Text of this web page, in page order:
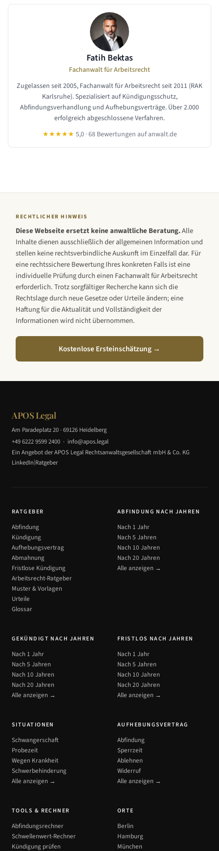
Fatih Bektas
Fachanwalt für Arbeitsrecht
Zugelassen seit 2005, Fachanwalt für Arbeitsrecht seit 2011 (RAK
Karlsruhe). Spezialisiert auf Kündigungsschutz,
Abfindungsverhandlung und Aufhebungsverträge. Über 2.000
erfolgreich abgeschlossene Verfahren.
★★★★★ 5,0 · 68 Bewertungen auf anwalt.de
RECHTLICHER HINWEIS
Diese Webseite ersetzt keine anwaltliche Beratung.Alle
Inhalte dienen ausschließlich der allgemeinen Information und
stellen keine rechtsverbindliche Auskunft im Einzelfall dar. Für
eine rechtssichere Bewertung Ihres konkreten Falls ist eine
individuelle Prüfung durch einen Fachanwalt für Arbeitsrecht
erforderlich. Trotz sorgfältiger Recherche kann sich die
Rechtslage durch neue Gesetze oder Urteile ändern; eine
Haftung für die Aktualität und Vollständigkeit der
Informationen wird nicht übernommen.
Kostenlose Ersteinschätzung →
APOS Legal
Am Paradeplatz 20 · 69126 Heidelberg
+49 6222 9599 2400 · info@apos.legal
Ein Angebot der APOS Legal Rechtsanwaltsgesellschaft mbH & Co. KG
LinkedIn|Ratgeber
RATGEBER
Abfindung
Kündigung
Aufhebungsvertrag
Abmahnung
Fristlose Kündigung
Arbeitsrecht-Ratgeber
Muster & Vorlagen
Urteile
Glossar
ABFINDUNG NACH JAHREN
Nach 1 Jahr
Nach 5 Jahren
Nach 10 Jahren
Nach 20 Jahren
Alle anzeigen →
GEKÜNDIGT NACH JAHREN
Nach 1 Jahr
Nach 5 Jahren
Nach 10 Jahren
Nach 20 Jahren
Alle anzeigen →
FRISTLOS NACH JAHREN
Nach 1 Jahr
Nach 5 Jahren
Nach 10 Jahren
Nach 20 Jahren
Alle anzeigen →
SITUATIONEN
Schwangerschaft
Probezeit
Wegen Krankheit
Schwerbehinderung
Alle anzeigen →
AUFHEBUNGSVERTRAG
Abfindung
Sperrzeit
Ablehnen
Widerruf
Alle anzeigen →
TOOLS & RECHNER
Abfindungsrechner
Schwellenwert-Rechner
Kündigung prüfen
ORTE
Berlin
Hamburg
München